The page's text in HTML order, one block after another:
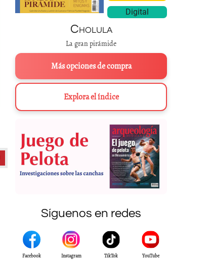
Lossacbe’ob, “caminos”, de la península de Yucatán.
Digital
Cholula
La gran pirámide
Más opciones de compra
Explora el índice
Síguenos en redes
Facebook Instagram TikTok YouTube